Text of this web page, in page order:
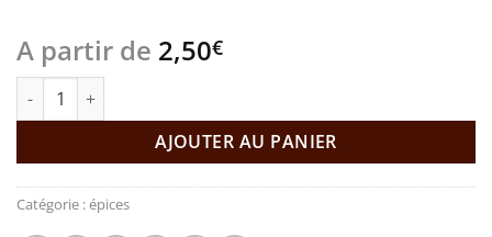
A partir de 2,50€
quantité de Poivre noir entier Abido 50g
AJOUTER AU PANIER
Catégorie :épices